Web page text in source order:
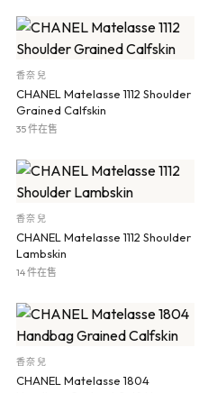
香奈兒
CHANEL Matelasse 1112 Shoulder
Grained Calfskin
35 件在售
香奈兒
CHANEL Matelasse 1112 Shoulder
Lambskin
14 件在售
香奈兒
CHANEL Matelasse 1804